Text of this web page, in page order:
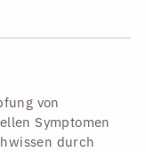
von
Symptomen
durch